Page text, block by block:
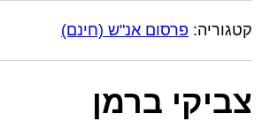
קטגוריה: פרסום אנ"ש (חינם)
צביקי ברמן